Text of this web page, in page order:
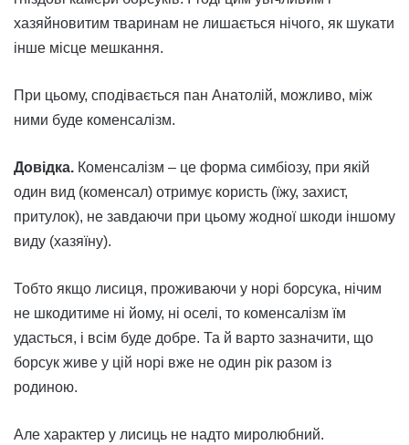
хазяйновитим тваринам не лишається нічого, як шукати
інше місце мешкання.
При цьому, сподівається пан Анатолій, можливо, між
ними буде коменсалізм.
Довідка. Коменсалізм – це форма симбіозу, при якій
один вид (коменсал) отримує користь (їжу, захист,
притулок), не завдаючи при цьому жодної шкоди іншому
виду (хазяїну).
Тобто якщо лисиця, проживаючи у норі борсука, нічим
не шкодитиме ні йому, ні оселі, то коменсалізм їм
удасться, і всім буде добре. Та й варто зазначити, що
борсук живе у цій норі вже не один рік разом із
родиною.
Але характер у лисиць не надто миролюбний.